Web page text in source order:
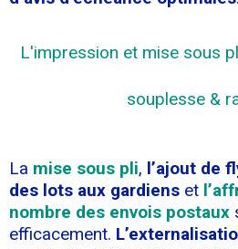
L'impression et mise sous
souplesse &
La mise sous pli, l’ajout de
des lots aux gardiens et
nombre des envois postaux
efficacement.